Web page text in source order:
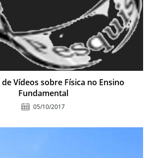
Vídeos sobre Física no Ensino
Fundamental
05/10/2017